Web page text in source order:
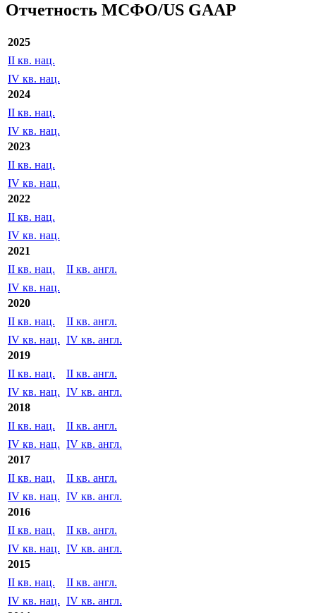
с
по
Отчетность МСФО/US GAAP
2025
II кв. нац.
IV кв. нац.
2024
II кв. нац.
IV кв. нац.
2023
II кв. нац.
IV кв. нац.
2022
II кв. нац.
IV кв. нац.
2021
II кв. нац.
II кв. англ.
IV кв. нац.
2020
II кв. нац.
II кв. англ.
IV кв. нац.
IV кв. англ.
2019
II кв. нац.
II кв. англ.
IV кв. нац.
IV кв. англ.
2018
II кв. нац.
II кв. англ.
IV кв. нац.
IV кв. англ.
2017
II кв. нац.
II кв. англ.
IV кв. нац.
IV кв. англ.
2016
II кв. нац.
II кв. англ.
IV кв. нац.
IV кв. англ.